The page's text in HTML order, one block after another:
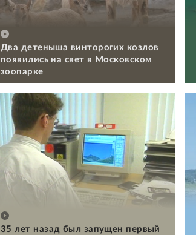
Два детеныша винторогих козлов
появились на свет в Московском
зоопарке
35 лет назад был запущен первый